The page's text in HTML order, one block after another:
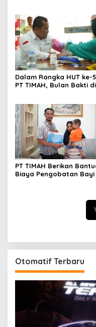
Dorong Perpres Segera
Diterbitkan
Dalam Rangka HUT ke-
PT TIMAH, Bulan Bakti di
Layanan Kesehatan
PT TIMAH Berikan
Biaya Pengobatan Bayi
Otomatif Terbaru